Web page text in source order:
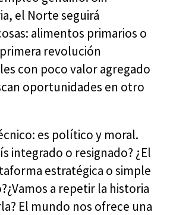
el Norte seguirá
alimentos primarios o
revolución
con poco valor agregado
oportunidades en otro
es político y moral.
integrado o resignado? ¿El
estratégica o simple
a repetir la historia
El mundo nos ofrece una